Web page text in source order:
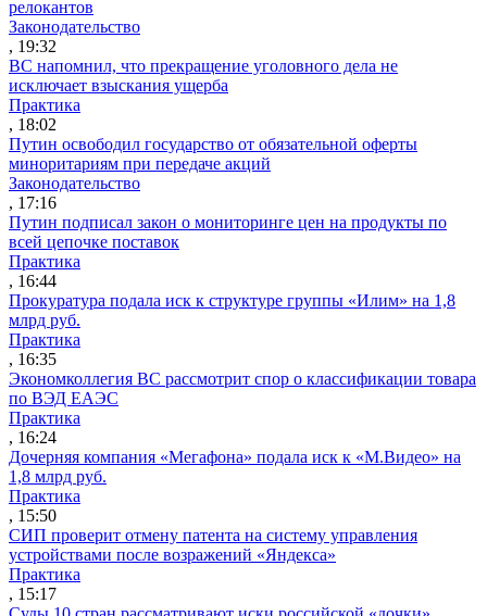
релокантов
Законодательство
, 19:32
ВС напомнил, что прекращение уголовного дела не
исключает взыскания ущерба
Практика
, 18:02
Путин освободил государство от обязательной оферты
миноритариям при передаче акций
Законодательство
, 17:16
Путин подписал закон о мониторинге цен на продукты по
всей цепочке поставок
Практика
, 16:44
Прокуратура подала иск к структуре группы «Илим» на 1,8
млрд руб.
Практика
, 16:35
Экономколлегия ВС рассмотрит спор о классификации товара
по ВЭД ЕАЭС
Практика
, 16:24
Дочерняя компания «Мегафона» подала иск к «М.Видео» на
1,8 млрд руб.
Практика
, 15:50
СИП проверит отмену патента на систему управления
устройствами после возражений «Яндекса»
Практика
, 15:17